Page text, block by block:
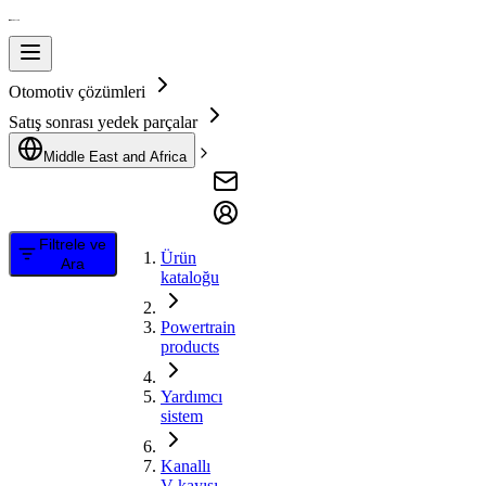
Otomotiv çözümleri
Satış sonrası yedek parçalar
Middle East and Africa
Filtrele ve
Ara
Ürün
kataloğu
Powertrain
products
Yardımcı
sistem
Kanallı